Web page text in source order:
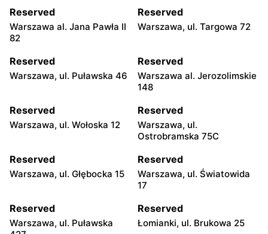
Reserved
Warszawa al. Jana Pawła II
82
Reserved
Warszawa, ul. Targowa 72
Reserved
Warszawa, ul. Puławska 46
Reserved
Warszawa al. Jerozolimskie
148
Reserved
Warszawa, ul. Wołoska 12
Reserved
Warszawa, ul.
Ostrobramska 75C
Reserved
Warszawa, ul. Głębocka 15
Reserved
Warszawa, ul. Światowida
17
Reserved
Warszawa, ul. Puławska
Reserved
Łomianki, ul. Brukowa 25